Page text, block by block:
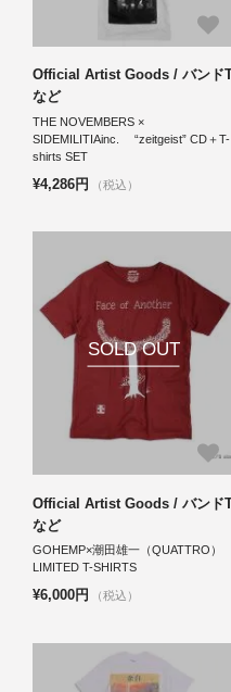
Official Artist Goods / バンド
など
THE NOVEMBERS ×
SIDEMILITIAinc. “zeitgeist” CD＋T-
shirts SET
¥4,286円 （税込）
SOLD OUT
Official Artist Goods / バンド
など
GOHEMP×潮田雄一（QUATTRO）
LIMITED T-SHIRTS
¥6,000円 （税込）